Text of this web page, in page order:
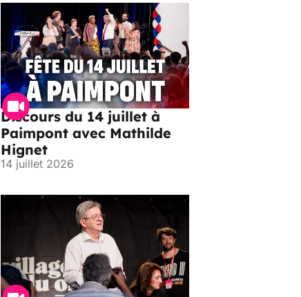
Discours du 14 juillet à
Paimpont avec Mathilde
Hignet
14 juillet 2026